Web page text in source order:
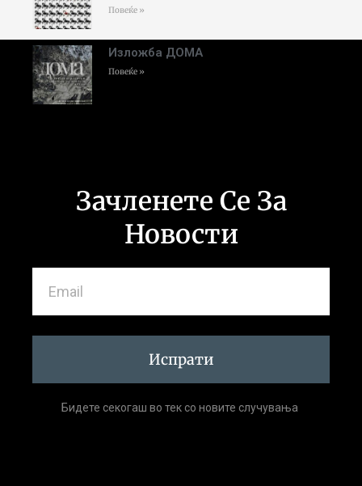
Повеќе »
Изложба ДОМА
Повеќе »
Зачленете Се За
Новости
Испрати
Бидете секогаш во тек со новите случувања